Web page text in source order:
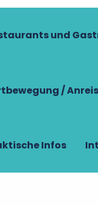
und
/
Infos
virtuellen
helfen.
ich an?